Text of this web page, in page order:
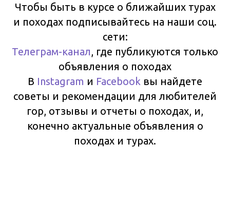
Чтобы быть в курсе о ближайших турах
и походах подписывайтесь на наши соц.
сети:
Телеграм-канал, где публикуются только
объявления о походах
В Instagram и Facebook вы найдете
советы и рекомендации для любителей
гор, отзывы и отчеты о походах, и,
конечно актуальные объявления о
походах и турах.